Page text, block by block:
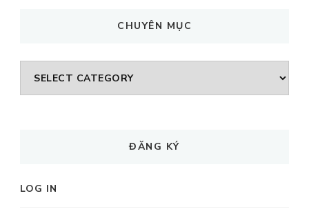
CHUYÊN MỤC
CHUYÊN
MỤC
ĐĂNG KÝ
LOG IN